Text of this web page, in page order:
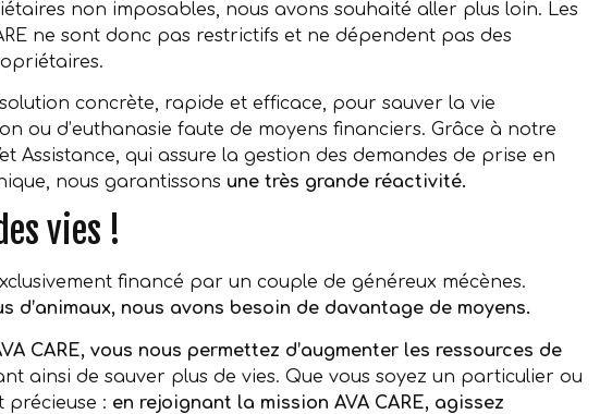
non imposables, nous avons souhaité aller plus loin. Les
ne sont donc pas restrictifs et ne dépendent pas des
concrète, rapide et efficace, pour sauver la vie
ou d’euthanasie faute de moyens financiers. Grâce à notre
Assistance, qui assure la gestion des demandes de prise en
nous garantissons une très grande réactivité.
vies !
financé par un couple de généreux mécènes.
d’animaux, nous avons besoin de davantage de moyens.
CARE, vous nous permettez d’augmenter les ressources de
ainsi de sauver plus de vies. Que vous soyez un particulier ou
précieuse : en rejoignant la mission AVA CARE, agissez